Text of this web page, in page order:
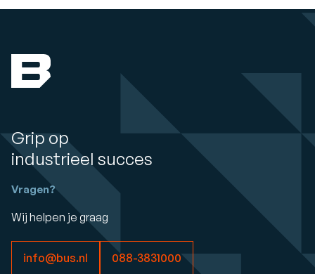
Grip op
industrieel succes
Vragen?
Wij helpen je graag
info@bus.nl 088-3831000